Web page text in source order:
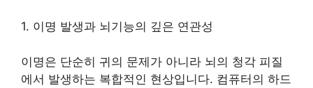
1. 이명 발생과 뇌기능의 깊은 연관성
이명은 단순히 귀의 문제가 아니라 뇌의 청각 피질
에서 발생하는 복합적인 현상입니다. 컴퓨터의 하드